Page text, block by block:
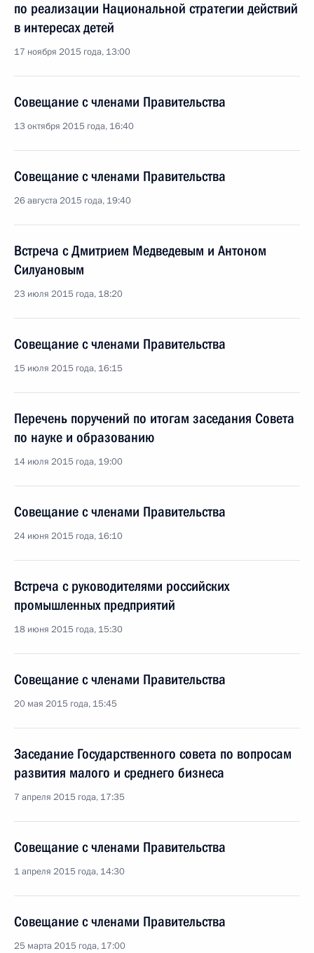
по реализации Национальной стратегии действий
в интересах детей
17 ноября 2015 года, 13:00
Совещание с членами Правительства
13 октября 2015 года, 16:40
Совещание с членами Правительства
26 августа 2015 года, 19:40
Встреча с Дмитрием Медведевым и Антоном
Силуановым
23 июля 2015 года, 18:20
Совещание с членами Правительства
15 июля 2015 года, 16:15
Перечень поручений по итогам заседания Совета
по науке и образованию
14 июля 2015 года, 19:00
Совещание с членами Правительства
24 июня 2015 года, 16:10
Встреча с руководителями российских
промышленных предприятий
18 июня 2015 года, 15:30
Совещание с членами Правительства
20 мая 2015 года, 15:45
Заседание Государственного совета по вопросам
развития малого и среднего бизнеса
7 апреля 2015 года, 17:35
Совещание с членами Правительства
1 апреля 2015 года, 14:30
Совещание с членами Правительства
25 марта 2015 года, 17:00